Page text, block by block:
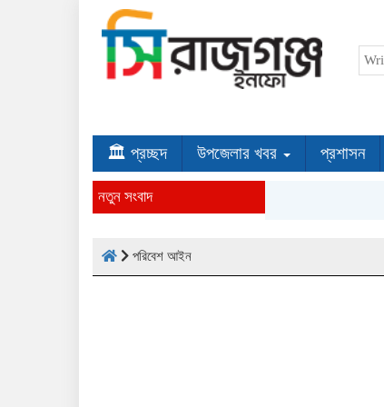
🏛 প্রচ্ছদ উপজেলার খবর প্রশাসন
নতুন সংবাদ
পরিবেশ আইন